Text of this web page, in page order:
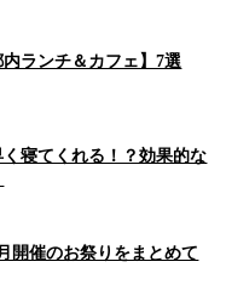
内ランチ＆カフェ】7選
く寝てくれる！？効果的な
開催のお祭りをまとめて